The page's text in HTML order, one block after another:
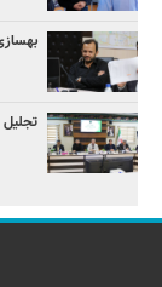
تجلیل